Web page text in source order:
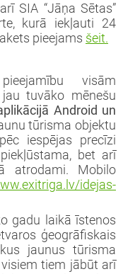
SIA “Jāņa Sētas”
kurā iekļauti 24
pieejams šeit.
visām
tuvāko mēnešu
Android un
tūrisma objektu
iespējas precīzi
bet arī
atrodami. Mobilo
idejas-
gadu laikā īstenos
ģeogrāfiskais
jaunus tūrisma
tiem jābūt arī